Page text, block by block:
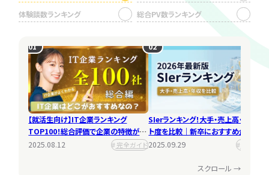
者
別
ェー
ズ
悩
み
別
お気
ES通らなすぎるー！ IT営業について
体験談数ランキング
総合PV数ランキング
01
【就活生向け】IT企業ランキング
TOP100！総合評価で企業の特徴が一
覧でよくわかる！
2025.08.12 完全ガイド
02
SIerランキング！大手・売上高・ホワイ
ト度を比較｜新卒におすすめ企業一覧
2026年最新版
2025.09.29
スクロール →
01
就活エージェント使うべき？
2025.08.29 キャリア
02
エンジニア就活 資格無い
とやばい？
2025.08.29 資格取得
01
【25卒／SIer内定】情報系専門学
生が3ヶ月でSIerの開発エンジニ
アに！希望企業から内定獲得でき
た秘訣とは？インタビュ
ーを読む
02
【文系/SE】残業10時間の優良企
業から内定！服装や髪型の自由度
が高いのも魅力的でした
インタビュ
ーを読む
01
【就活生向け】IT企業ランキング
TOP100！総合評価で企業の特徴が一
覧でよくわかる！
2025.08.12 完全ガイド
02
SIerランキング！大手・売上高・ホワイ
ト度を比較｜新卒におすすめ企業一覧
2026年最新版
2025.09.29